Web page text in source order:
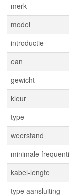
merk
model
introductie
ean
gewicht
kleur
type
weerstand
minimale
kabel-lengte
type aansluiting